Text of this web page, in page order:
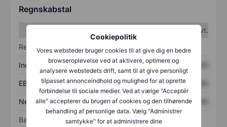
Cookiepolitik
Vores websteder bruger cookies til at give dig en bedre
browseroplevelse ved at aktivere, optimere og
analysere webstedets drift, samt til at give personligt
tilpasset annonceindhold og mulighed for at oprette
forbindelse til sociale medier. Ved at vælge "Acceptér
alle" accepterer du brugen af cookies og den tilhørende
behandling af personlige data. Vælg "Administrer
samtykke" for at administrere dine
Regnskabstal
2. kvt.
Resultatopgørelse
Indtægter XXXXXXX XXXXXXX
EBITDA XXXXXXX XXXXXXX
Nettoresultat XXXXXXX XXXXXXX
Balance